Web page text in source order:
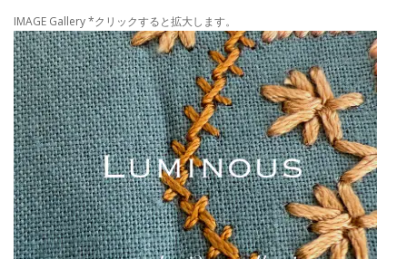
IMAGE Gallery *クリックすると拡大します。